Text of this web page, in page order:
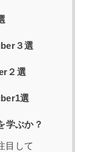
３選
２選
選
学ぶか？
目して